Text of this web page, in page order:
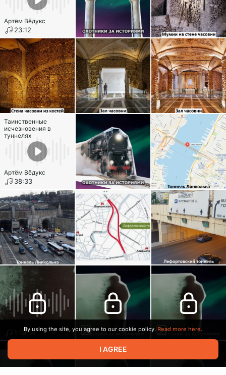
Артём Вёдукс
23:12
Таинственные
исчезновения в
туннелях
Артём Вёдукс
38:33
1:19:14
By using the site, you agree to our cookie policy. Read more here.
I AGREE